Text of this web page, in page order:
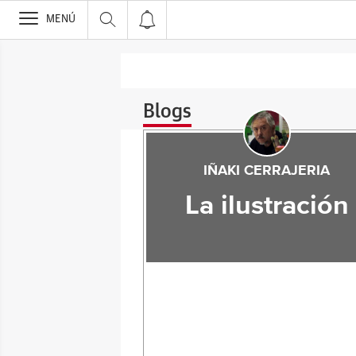
>
MENÚ
Blogs
IÑAKI CERRAJERIA
La ilustración